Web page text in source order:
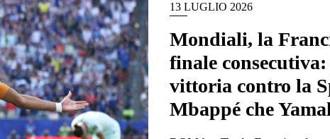
13 LUGLIO 2026
Mondiali, la
finale
vittoria contro la
Mbappé che